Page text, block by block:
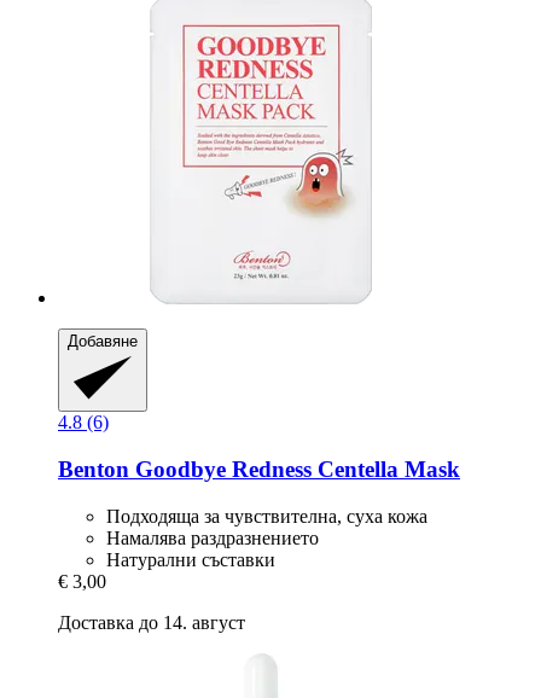
Добавяне
4.8 (6)
Benton Goodbye Redness Centella Mask
Подходяща за чувствителна, суха кожа
Намалява раздразнението
Натурални съставки
€ 3,00
Доставка до 14. август